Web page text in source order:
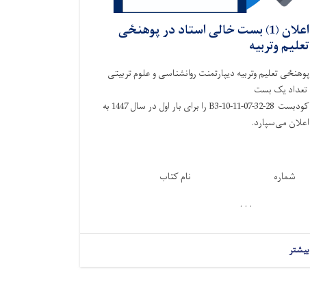
اعلان (1) بست خالی استاد در پوهنځی
تعلیم وتربیه
پوهنځی تعلیم وتربیه دیپارتمنت روانشناسی و علوم تربیتی
تعداد یک بست
کودبست 28-32-B3-10-11-07 را برای بار اول در سال 1447 به
اعلان می‌سپارد.
شماره
نام کتاب
. . .
بیشتر